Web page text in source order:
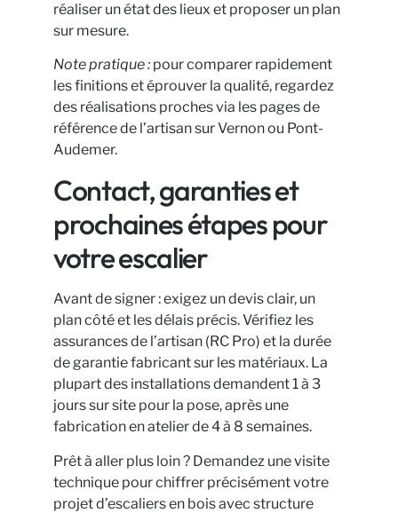
réaliser un état des lieux et proposer un plan
sur mesure.
Note pratique : pour comparer rapidement
les finitions et éprouver la qualité, regardez
des réalisations proches via les pages de
référence de l’artisan sur Vernon ou Pont-
Audemer.
Contact, garanties et
prochaines étapes pour
votre escalier
Avant de signer : exigez un devis clair, un
plan côté et les délais précis. Vérifiez les
assurances de l’artisan (RC Pro) et la durée
de garantie fabricant sur les matériaux. La
plupart des installations demandent 1 à 3
jours sur site pour la pose, après une
fabrication en atelier de 4 à 8 semaines.
Prêt à aller plus loin ? Demandez une visite
technique pour chiffrer précisément votre
projet d’escaliers en bois avec structure